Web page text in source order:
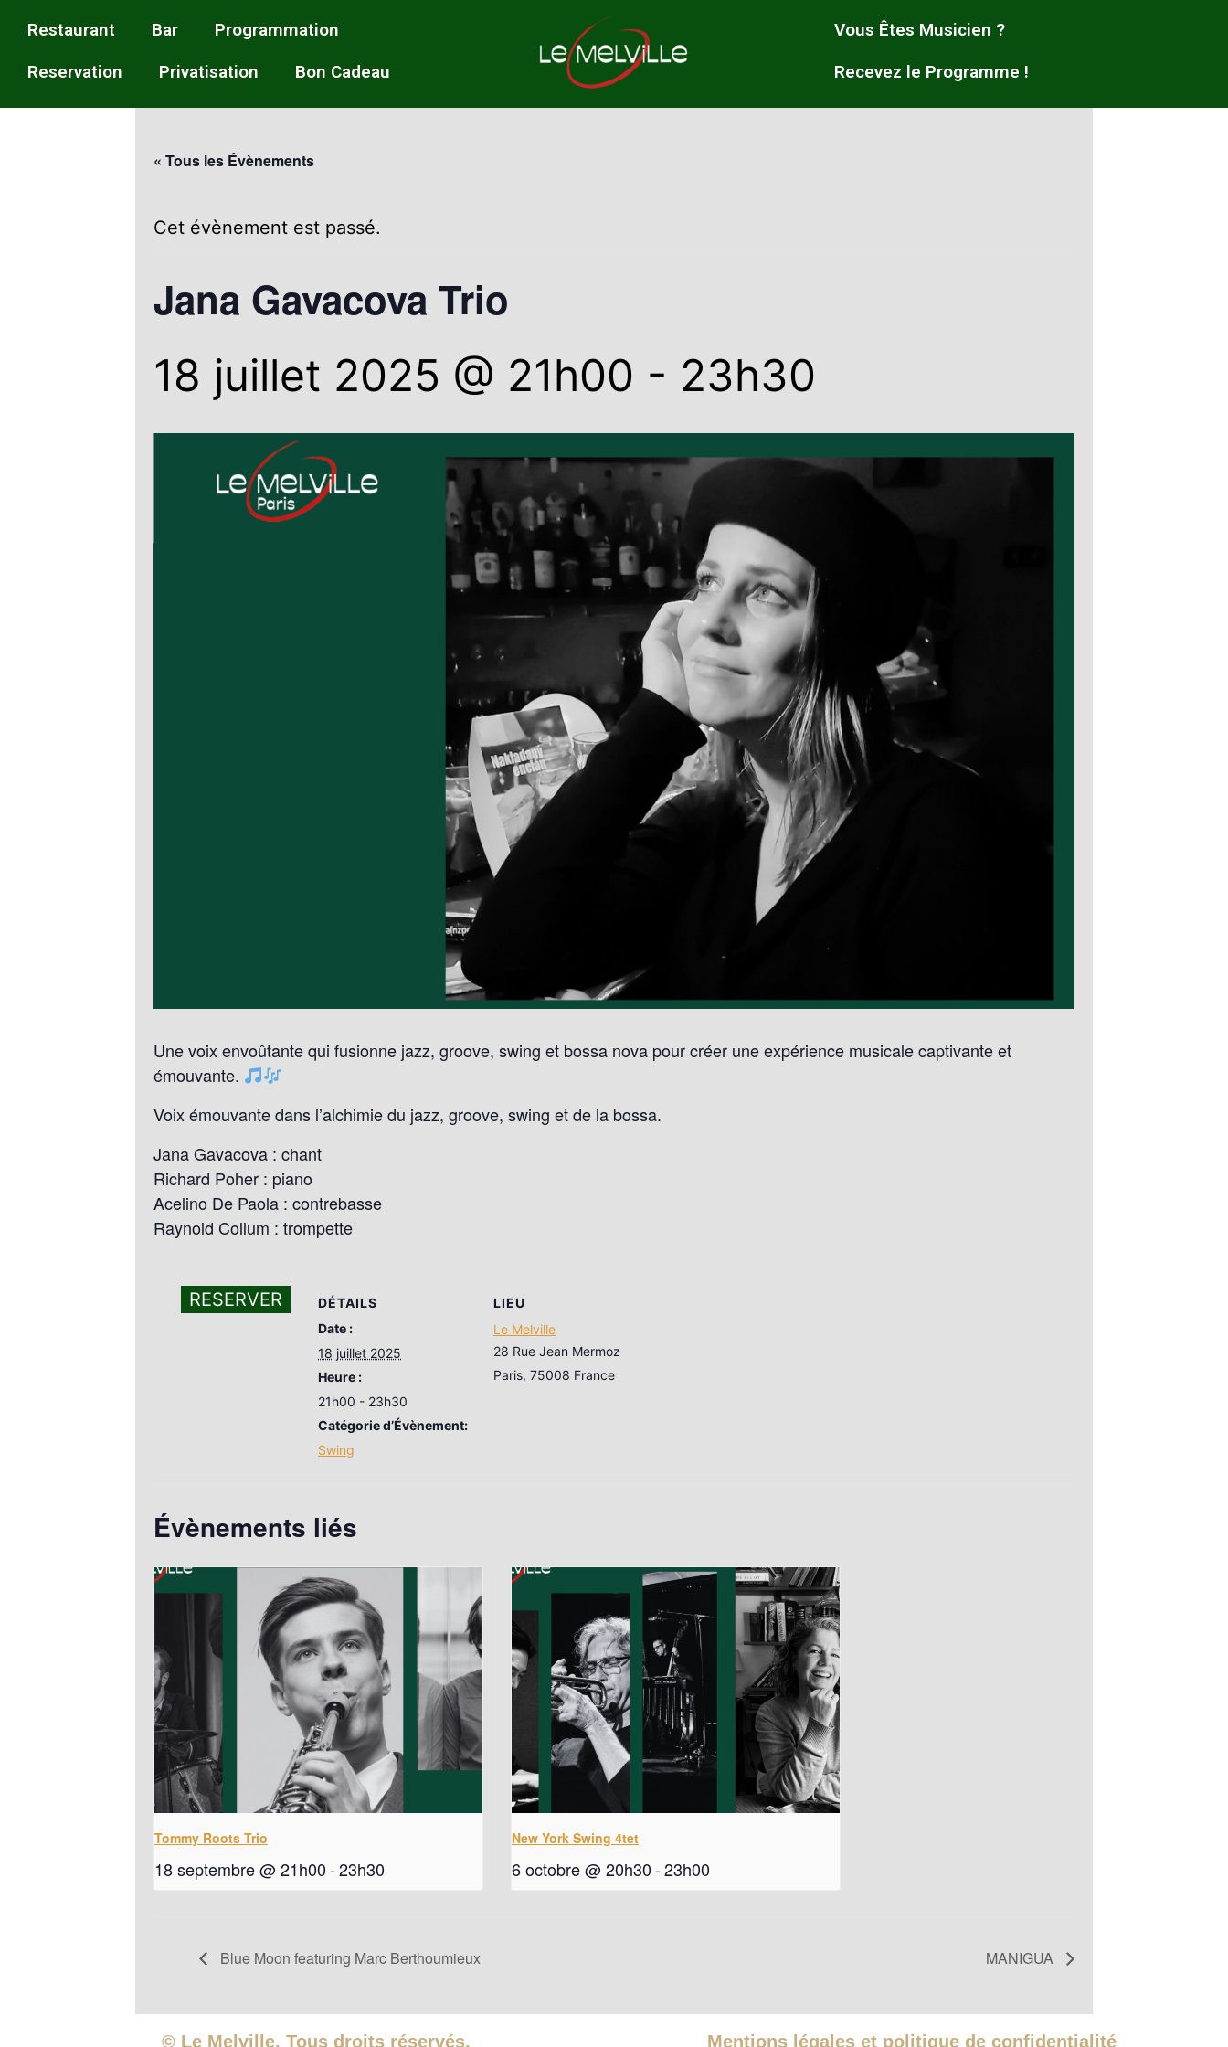
Restaurant Bar
Programmation
Reservation
Privatisation Bon Cadeau
Vous Êtes Musicien ?
Recevez le Programme !
« Tous les Évènements
Cet évènement est passé.
Jana Gavacova Trio
18 juillet 2025 @ 21h00 - 23h30
Une voix envoûtante qui fusionne jazz, groove, swing et bossa nova pour créer une expérience musicale captivante et
émouvante.
Voix émouvante dans l’alchimie du jazz, groove, swing et de la bossa.
Jana Gavacova : chant
Richard Poher : piano
Acelino De Paola : contrebasse
Raynold Collum : trompette
RESERVER
DÉTAILS
Date :
18 juillet 2025
Heure :
21h00 - 23h30
Catégorie d’Évènement:
Swing
LIEU
Le Melville
28 Rue Jean Mermoz
Paris, 75008 France
Évènements liés
Tommy Roots Trio
18 septembre @ 21h00-23h30
New York Swing 4tet
6 octobre @ 20h30-23h00
Blue Moon featuring Marc Berthoumieux MANIGUA
© Le Melville. Tous droits réservés. Mentions légales et politique de confidentialité